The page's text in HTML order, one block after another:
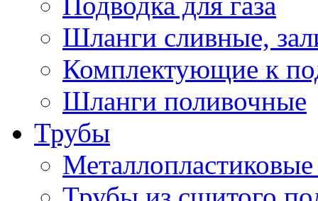
Шланги сливные,
Комплектующие к
Шланги поливочные
Трубы